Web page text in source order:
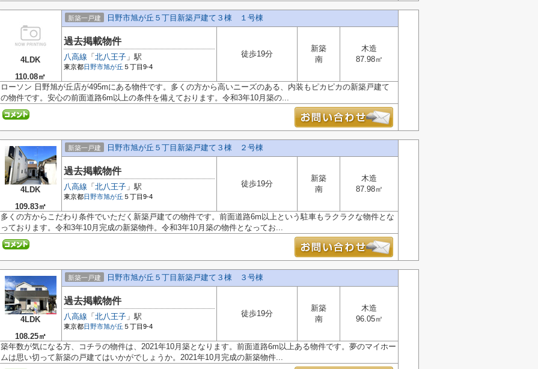
4LDK
110.08㎡
新築一戸建 日野市旭が丘５丁目新築戸建て３棟 １号棟
過去掲載物件
八高線 「 北八王子 」駅
東京都日野市旭が丘 ５丁目9-4
徒歩19分
新築
南
木造
87.98㎡
ローソン 日野旭が丘店が495mにある物件です。多くの方から高いニーズのある、内装もピカピカの新築戸建て
の物件です。安心の前面道路6m以上の条件を備えております。令和3年10月築の...
4LDK
109.83㎡
新築一戸建 日野市旭が丘５丁目新築戸建て３棟 ２号棟
過去掲載物件
八高線 「 北八王子 」駅
東京都日野市旭が丘 ５丁目9-4
徒歩19分
新築
南
木造
87.98㎡
多くの方からこだわり条件でいただく新築戸建ての物件です。前面道路6m以上という駐車もラクラクな物件とな
っております。令和3年10月完成の新築物件。令和3年10月築の物件となってお...
4LDK
108.25㎡
新築一戸建 日野市旭が丘５丁目新築戸建て３棟 ３号棟
過去掲載物件
八高線 「 北八王子 」駅
東京都日野市旭が丘 ５丁目9-4
徒歩19分
新築
南
木造
96.05㎡
築年数が気になる方、コチラの物件は、2021年10月築となります。前面道路6m以上ある物件です。夢のマイホー
ムは思い切って新築の戸建てはいかがでしょうか。2021年10月完成の新築物件...